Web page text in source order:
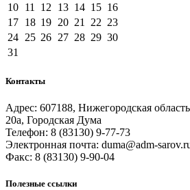
10 11 12 13 14 15 16
17 18 19 20 21 22 23
24 25 26 27 28 29 30
31
Контакты
Адрес: 607188, Нижегородская
20а, Городская Дума
Телефон: 8 (83130) 9-77-73
Электронная почта: duma@adm-
Факс: 8 (83130) 9-90-04
Полезные ссылки